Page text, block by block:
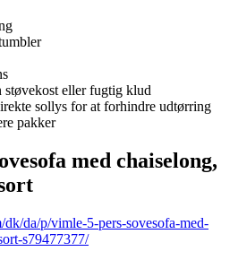
støvekost eller fugtig klud
sollys for at forhindre udtørring
pakker
med chaiselong,
da/p/vimle-5-pers-sovesofa-med-
s79477377/